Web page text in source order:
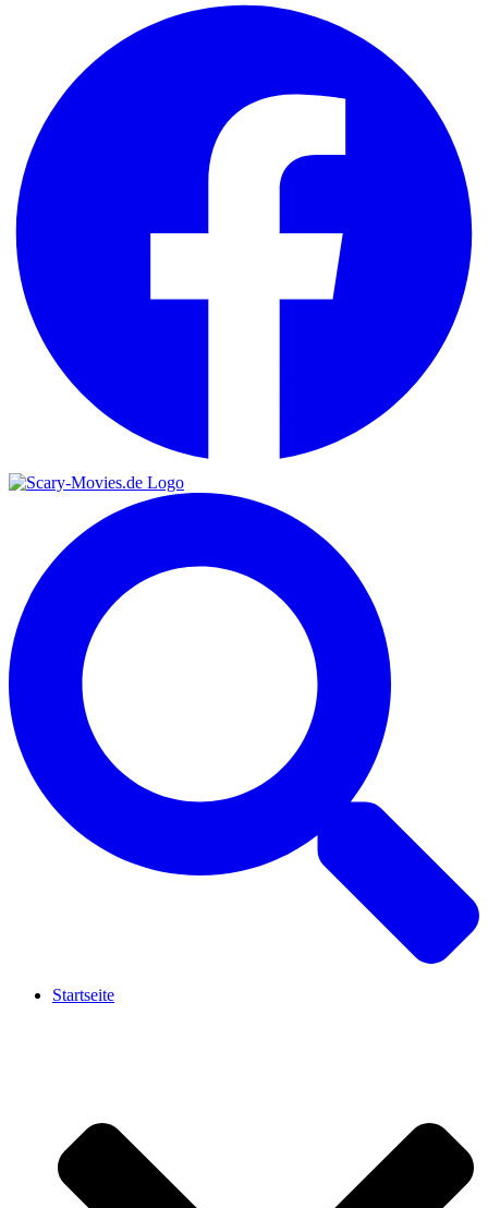
Startseite